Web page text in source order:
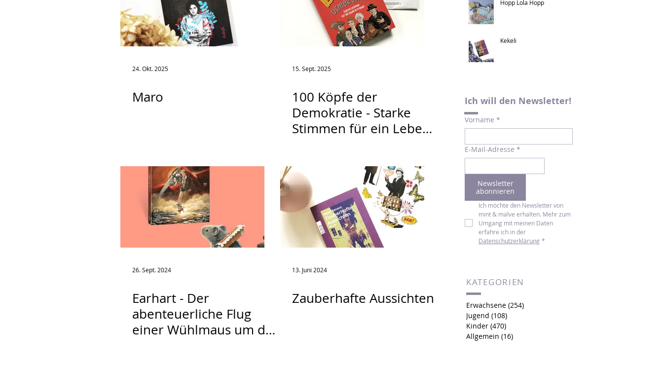
24. Okt. 2025
Maro
15. Sept. 2025
100 Köpfe der
Demokratie - Starke
Stimmen für ein Leben
26. Sept. 2024
Earhart - Der
abenteuerliche Flug
einer Wühlmaus um die
13. Juni 2024
Zauberhafte Aussichten
Hopp Lola Hopp
Kekeli
Ich will den Newsletter!
Vorname *
E-Mail-Adresse *
Newsletter
abonnieren
Ich möchte den Newsletter von
mint & malve erhalten. Mehr zum
Umgang mit meinen Daten
Datenschutzerklärung *
KATEGORIEN
Erwachsene (254)
Jugend (108)
Kinder (470)
Allgemein (16)